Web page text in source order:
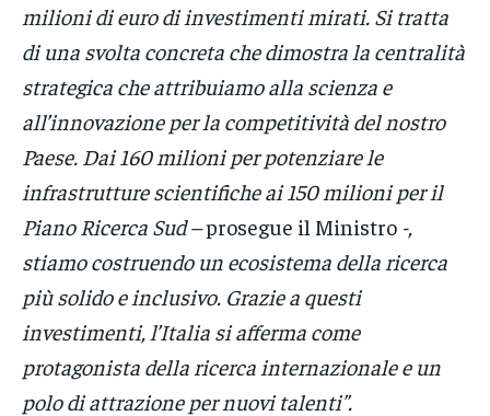
milioni di euro di investimenti mirati. Si tratta
di una svolta concreta che dimostra la centralità
strategica che attribuiamo alla scienza e
all’innovazione per la competitività del nostro
Paese. Dai 160 milioni per potenziare le
infrastrutture scientifiche ai 150 milioni per il
Piano Ricerca Sud –prosegue il Ministro -,
stiamo costruendo un ecosistema della ricerca
più solido e inclusivo. Grazie a questi
investimenti, l’Italia si afferma come
protagonista della ricerca internazionale e un
polo di attrazione per nuovi talenti”.